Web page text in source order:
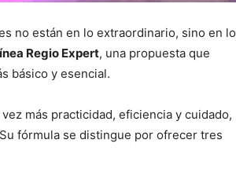
no están en lo extraordinario, sino en lo
Regio Expert, una propuesta que
básico y esencial.
más practicidad, eficiencia y cuidado,
fórmula se distingue por ofrecer tres